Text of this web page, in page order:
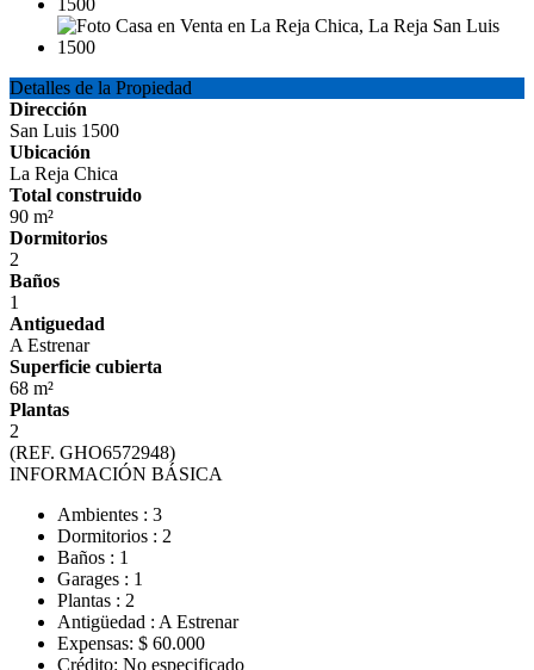
Detalles de la Propiedad
Dirección
San Luis 1500
Ubicación
La Reja Chica
Total construido
90 m²
Dormitorios
2
Baños
1
Antiguedad
A Estrenar
Superficie cubierta
68 m²
Plantas
2
(REF. GHO6572948)
INFORMACIÓN BÁSICA
Ambientes : 3
Dormitorios : 2
Baños : 1
Garages : 1
Plantas : 2
Antigüedad : A Estrenar
Expensas: $ 60.000
Crédito: No especificado